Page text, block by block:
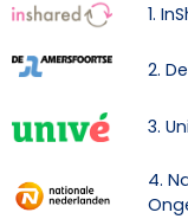
1.
2.
3.
4.